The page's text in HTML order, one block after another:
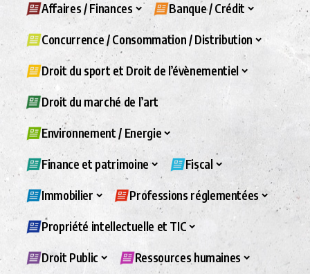
Affaires / Finances Banque / Crédit
Concurrence / Consommation / Distribution
Droit du sport et Droit de l’évènementiel
Droit du marché de l’art
Environnement / Energie
Finance et patrimoine Fiscal
Immobilier Professions réglementées
Propriété intellectuelle et TIC
Droit Public Ressources humaines